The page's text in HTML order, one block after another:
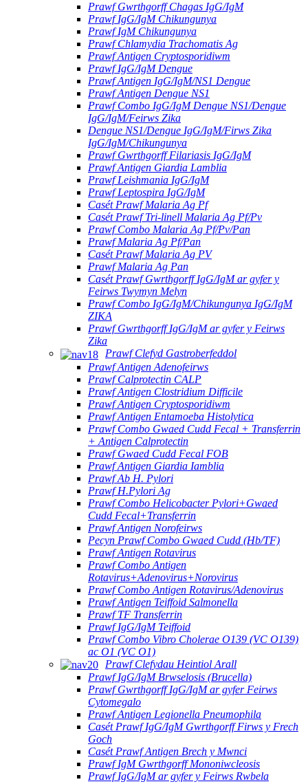
Prawf Gwrthgorff Chagas IgG/IgM
Prawf IgG/IgM Chikungunya
Prawf IgM Chikungunya
Prawf Chlamydia Trachomatis Ag
Prawf Antigen Cryptosporidiwm
Prawf IgG/IgM Dengue
Prawf Antigen IgG/IgM/NS1 Dengue
Prawf Antigen Dengue NS1
Prawf Combo IgG/IgM Dengue NS1/Dengue
IgG/IgM/Feirws Zika
Dengue NS1/Dengue IgG/IgM/Firws Zika
IgG/IgM/Chikungunya
Prawf Gwrthgorff Filariasis IgG/IgM
Prawf Antigen Giardia Lamblia
Prawf Leishmania IgG/IgM
Prawf Leptospira IgG/IgM
Casét Prawf Malaria Ag Pf
Casét Prawf Tri-linell Malaria Ag Pf/Pv
Prawf Combo Malaria Ag Pf/Pv/Pan
Prawf Malaria Ag Pf/Pan
Casét Prawf Malaria Ag PV
Prawf Malaria Ag Pan
Casét Prawf Gwrthgorff IgG/IgM ar gyfer y
Feirws Twymyn Melyn
Prawf Combo IgG/IgM/Chikungunya IgG/IgM
ZIKA
Prawf Gwrthgorff IgG/IgM ar gyfer y Feirws
Zika
Prawf Clefyd Gastroberfeddol
Prawf Antigen Adenofeirws
Prawf Calprotectin CALP
Prawf Antigen Clostridium Difficile
Prawf Antigen Cryptosporidiwm
Prawf Antigen Entamoeba Histolytica
Prawf Combo Gwaed Cudd Fecal + Transferrin
+ Antigen Calprotectin
Prawf Gwaed Cudd Fecal FOB
Prawf Antigen Giardia Iamblia
Prawf Ab H. Pylori
Prawf H.Pylori Ag
Prawf Combo Helicobacter Pylori+Gwaed
Cudd Fecal+Transferrin
Prawf Antigen Norofeirws
Pecyn Prawf Combo Gwaed Cudd (Hb/TF)
Prawf Antigen Rotavirus
Prawf Combo Antigen
Rotavirus+Adenovirus+Norovirus
Prawf Combo Antigen Rotavirus/Adenovirus
Prawf Antigen Teiffoid Salmonella
Prawf TF Transferrin
Prawf IgG/IgM Teiffoid
Prawf Combo Vibro Cholerae O139 (VC O139)
ac O1 (VC O1)
Prawf Clefydau Heintiol Arall
Prawf IgG/IgM Brwselosis (Brucella)
Prawf Gwrthgorff IgG/IgM ar gyfer Feirws
Cytomegalo
Prawf Antigen Legionella Pneumophila
Casét Prawf IgG/IgM Gwrthgorff Firws y Frech
Goch
Casét Prawf Antigen Brech y Mwnci
Prawf IgM Gwrthgorff Mononiwcleosis
Prawf IgG/IgM ar gyfer y Feirws Rwbela